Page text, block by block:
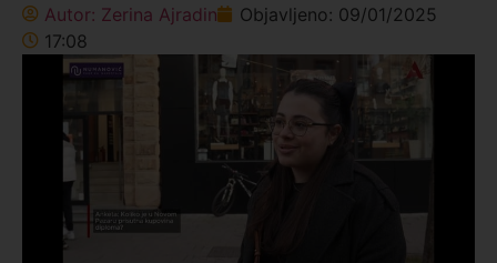
Autor: Zerina Ajradin Objavljeno: 09/01/2025
17:08